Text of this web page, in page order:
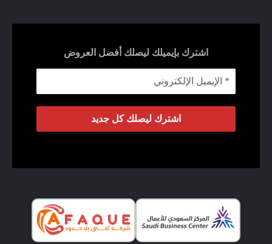
اشترك بإيميلك ليصلك أفضل العروض